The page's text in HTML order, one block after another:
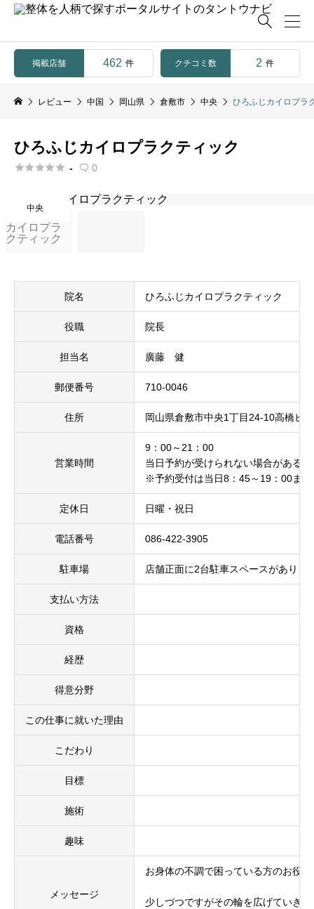

掲載店舗 462 件 クチコミ数 2 件
レビュー 中国 岡山県 倉敷市 中央 ひろふじカイロプラ
ひろふじカイロプラクティック
 -  0
中央
院名 ひろふじカイロプラクティック
役職 院長
担当名 廣藤 健
郵便番号 710-0046
住所 岡山県倉敷市中央1丁目24-10高橋ビ
営業時間
9：00～21：00
当日予約が受けられない場合がある
※予約受付は当日8：45～19：00まで
定休日 日曜・祝日
電話番号 086-422-3905
駐車場 店舗正面に2台駐車スペースがありま
支払い方法
資格
経歴
得意分野
この仕事に就いた理由
こだわり
目標
施術
趣味
メッセージ
お身体の不調で困っている方のお役
少しづつですがその輪を広げていき